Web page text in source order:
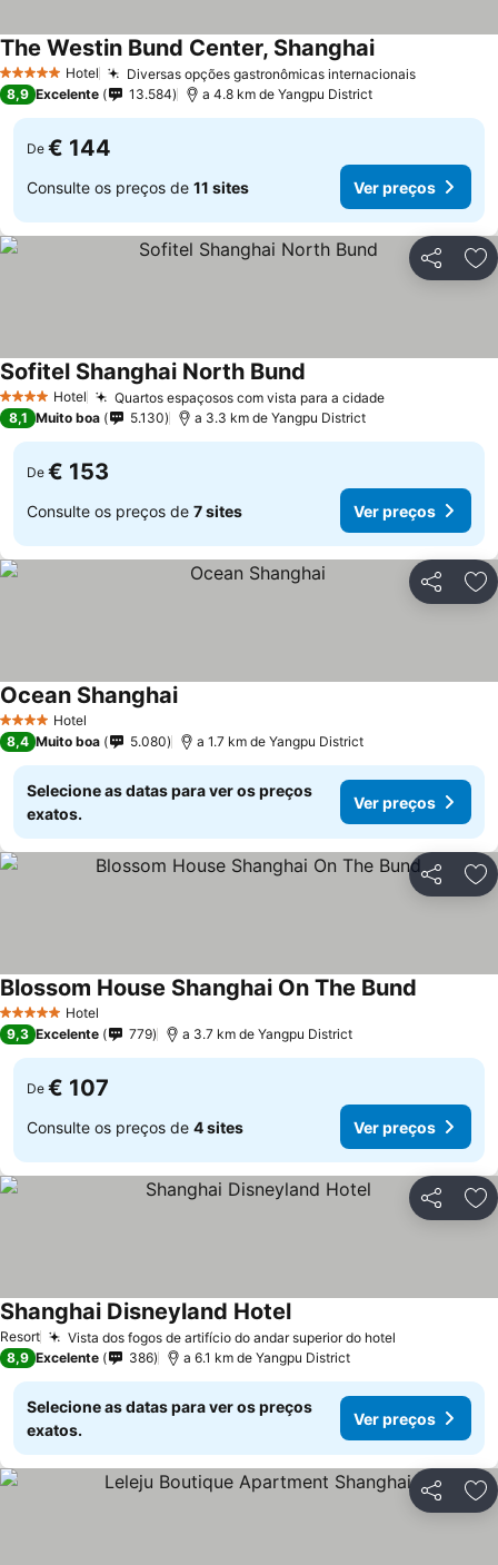
5 Estrelas Hotel Diversas opções gastronômicas internacionaisVer
The Westin Bund Center, ShanghaiVer preços
8,9 Excelente 13.584 a 4.8 km de Yangpu District
De € 144
Consulte os preços de 11 sites Ver preços
Partilhar
4 EstrelasHotel Quartos espaçosos com vista para a cidadeVer preços
Sofitel Shanghai North Bund
8,1 Muito boa 5.130 a 3.3 km de Yangpu District
De € 153
Consulte os preços de 7 sites Ver preços
Partilhar
4 EstrelasHotel
Ocean ShanghaiVer preços
8,4 Muito boa 5.080 a 1.7 km de Yangpu District
Selecione as datas para ver os preços
exatos.
Ver preços
Partilhar
5 Estrelas Hotel
Blossom House Shanghai On The Bund
9,3 Excelente 779 a 3.7 km de Yangpu District
De € 107
Consulte os preços de 4 sites Ver preços
Partilhar
Resort Vista dos fogos de artifício do andar superior do hotel
Shanghai Disneyland HotelVer preços
8,9 Excelente 386 a 6.1 km de Yangpu District
Selecione as datas para ver os preços
exatos.
Ver preços
Partilhar